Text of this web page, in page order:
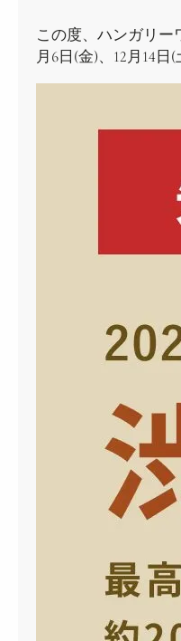
この度、ハンガリー
月6日(金)、12月14日